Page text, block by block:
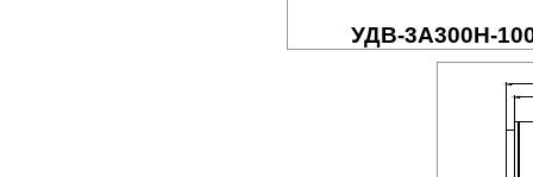
УДВ-3A300Н-